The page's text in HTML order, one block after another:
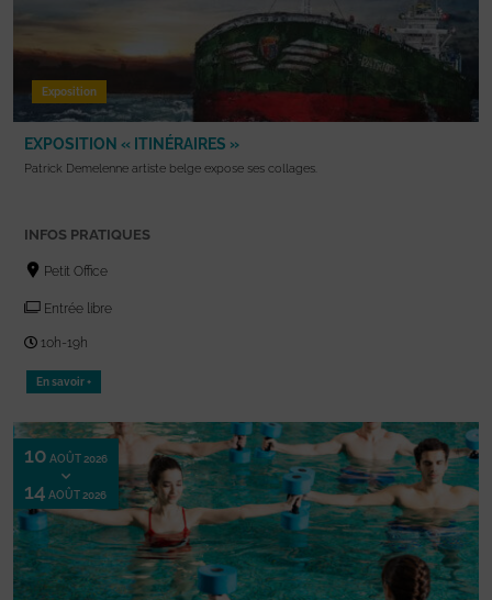
Exposition
EXPOSITION « ITINÉRAIRES »
Patrick Demelenne artiste belge expose ses collages.
INFOS PRATIQUES
Petit Office
Entrée libre
10h-19h
En savoir +
10 AOÛT 2026
14 AOÛT 2026